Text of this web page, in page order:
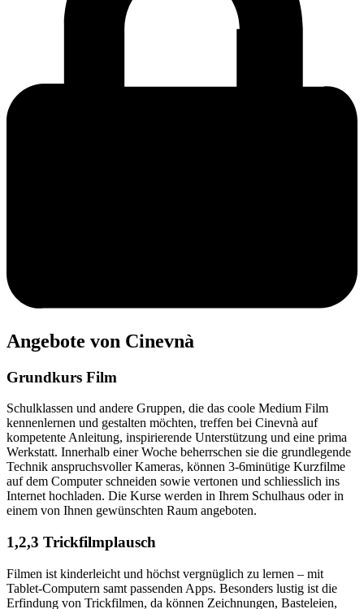
Angebote von Cinevnà
Grundkurs Film
Schulklassen und andere Gruppen, die das coole Medium Film
kennenlernen und gestalten möchten, treffen bei Cinevnà auf
kompetente Anleitung, inspirierende Unterstützung und eine prima
Werkstatt. Innerhalb einer Woche beherrschen sie die grundlegende
Technik anspruchsvoller Kameras, können 3-6minütige Kurzfilme
auf dem Computer schneiden sowie vertonen und schliesslich ins
Internet hochladen. Die Kurse werden in Ihrem Schulhaus oder in
einem von Ihnen gewünschten Raum angeboten.
1,2,3 Trickfilmplausch
Filmen ist kinderleicht und höchst vergnüglich zu lernen – mit
Tablet-Computern samt passenden Apps. Besonders lustig ist die
Erfindung von Trickfilmen, da können Zeichnungen, Basteleien,